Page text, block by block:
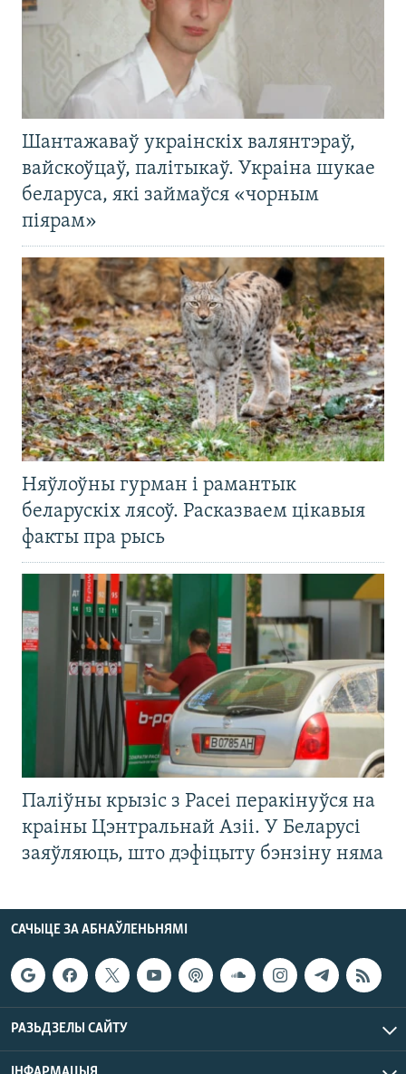
Шантажаваў украінскіх валянтэраў,
вайскоўцаў, палітыкаў. Украіна шукае
беларуса, які займаўся «чорным
піярам»
Няўлоўны гурман і рамантык
беларускіх лясоў. Расказваем цікавыя
факты пра рысь
Паліўны крызіс з Расеі перакінуўся на
краіны Цэнтральнай Азіі. У Беларусі
заяўляюць, што дэфіцыту бэнзіну няма
САЧЫЦЕ ЗА АБНАЎЛЕНЬНЯМІ
РАЗЬДЗЕЛЫ САЙТУ